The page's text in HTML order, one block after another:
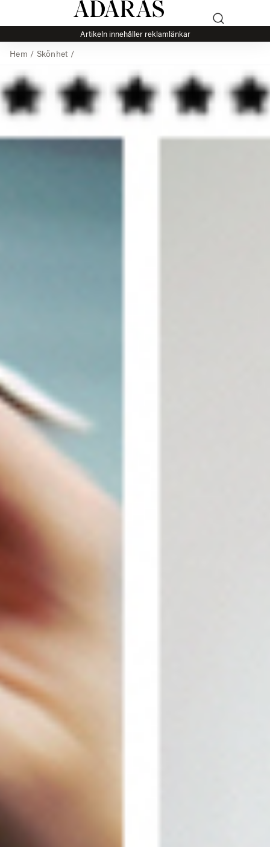
Artikeln innehåller reklamlänkar
Hem / Skönhet/